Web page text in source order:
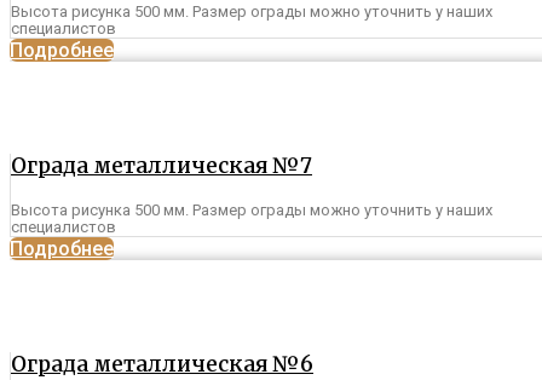
Высота рисунка 500 мм. Размер ограды можно уточнить у наших
специалистов
Подробнее
Ограда металлическая №7
Высота рисунка 500 мм. Размер ограды можно уточнить у наших
специалистов
Подробнее
Ограда металлическая №6